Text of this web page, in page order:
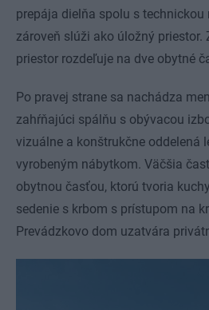
prepája dielňa spolu s
zároveň slúži ako úložný priestor.
priestor rozdeľuje na dve obytné
Po pravej strane sa nachádza
zahŕňajúci spálňu s obývacou
vizuálne a konštrukčne oddelená
vyrobeným nábytkom. Väčšia
obytnou časťou, ktorú tvoria
sedenie s krbom s prístupom na
Prevádzkovo dom uzatvára